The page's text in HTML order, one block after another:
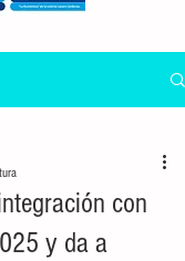
con
y da a